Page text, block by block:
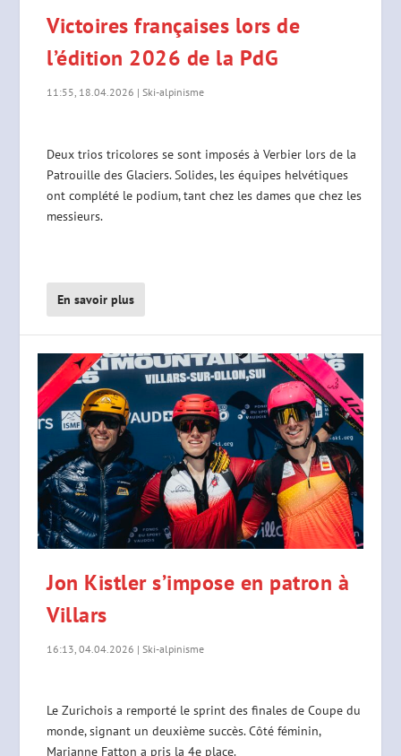
Victoires françaises lors de
l’édition 2026 de la PdG
11:55, 18.04.2026 |Ski-alpinisme
Deux trios tricolores se sont imposés à Verbier lors de la
Patrouille des Glaciers. Solides, les équipes helvétiques
ont complété le podium, tant chez les dames que chez les
messieurs.
En savoir plus
Jon Kistler s’impose en patron à
Villars
16:13, 04.04.2026 | Ski-alpinisme
Le Zurichois a remporté le sprint des finales de Coupe du
monde, signant un deuxième succès. Côté féminin,
Marianne Fatton a pris la 4e place.